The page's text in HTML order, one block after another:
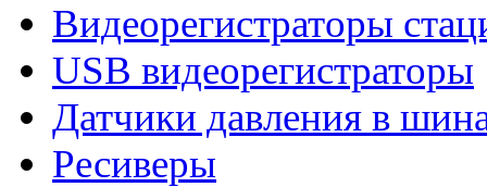
Видеорегистраторы
USB видеорегистраторы
Датчики давления в
Ресиверы